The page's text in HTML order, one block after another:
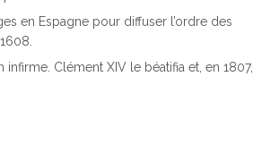
en Espagne pour diffuser l’ordre des
Clément XIV le béatifia et, en 1807,